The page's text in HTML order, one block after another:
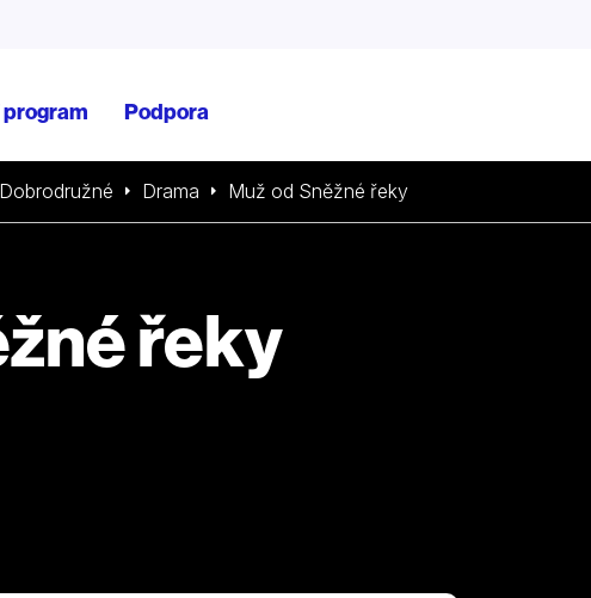
program Podpora
Dobrodružné Drama Muž od Sněžné řeky
řeky